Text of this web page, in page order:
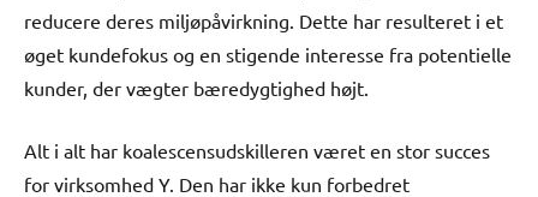
reducere deres miljøpåvirkning. Dette har resulteret i et
øget kundefokus og en stigende interesse fra potentielle
kunder, der vægter bæredygtighed højt.
Alt i alt har koalescensudskilleren været en stor succes
for virksomhed Y. Den har ikke kun forbedret